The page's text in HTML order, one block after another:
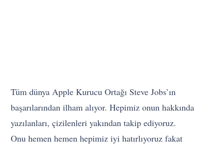
Tüm dünya Apple Kurucu Ortağı Steve Jobs’ın
başarılarından ilham alıyor. Hepimiz onun hakkında
yazılanları, çizilenleri yakından takip ediyoruz.
Onu hemen hemen hepimiz iyi hatırlıyoruz fakat